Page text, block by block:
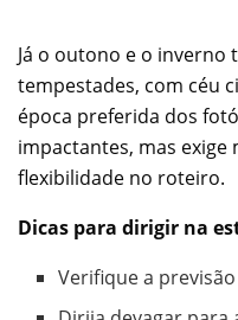
Já o outono e o inverno
tempestades, com céu
época preferida dos
impactantes, mas
flexibilidade no roteiro.
Dicas para dirigir na
Verifique a